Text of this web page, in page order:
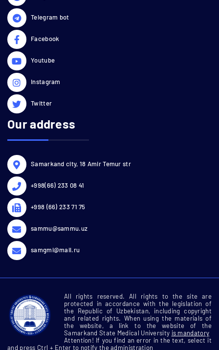
Telegram bot
Facebook
Youtube
Instagram
Twitter
Our address
Samarkand city, 18 Amir Temur str
+998(66) 233 08 41
+998 (66) 233 71 75
sammu@sammu.uz
samgmi@mail.ru
All rights reserved. All rights to the site are
protected in accordance with the legislation of
the Republic of Uzbekistan, including copyright
and related rights. When using the materials of
the website, a link to the website of the
Samarkand State Medical University is mandatory
Attention! If you find an error in the text, select it
and press Ctrl + Enter to notify the administration